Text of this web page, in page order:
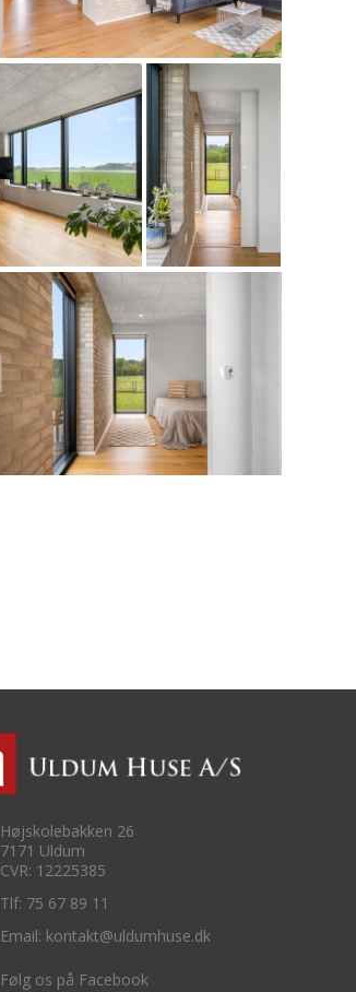
Højskolebakken 26
7171 Uldum
CVR: 12225385
Tlf: 75 67 89 11
Email: kontakt@uldumhuse.dk
Følg os på Facebook